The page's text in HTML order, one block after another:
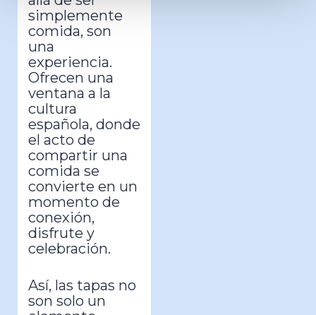
simplemente
comida, son
una
experiencia.
Ofrecen una
ventana a la
cultura
española, donde
el acto de
compartir una
comida se
convierte en un
momento de
conexión,
disfrute y
celebración.
Así, las tapas no
son solo un